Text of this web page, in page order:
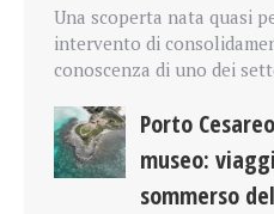
Una scoperta nata quasi
intervento di
conoscenza di uno dei
Porto
museo:
sommerso